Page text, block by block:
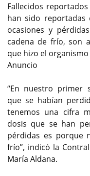
Fallecidos
han sido reportadas
ocasiones y
cadena de frío, son
que hizo el
Anuncio
“En nuestro primer
que se habían
tenemos una cifra
dosis que se han
pérdidas es porque
frío”, indicó la
María Aldana.